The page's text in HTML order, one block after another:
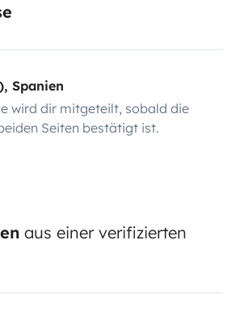
Spanien
wird dir mitgeteilt, sobald die
Seiten bestätigt ist.
aus einer verifizierten